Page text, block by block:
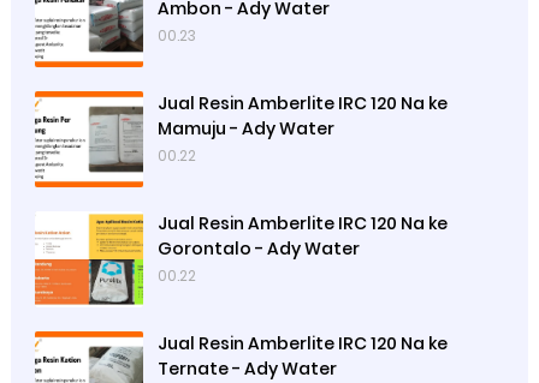
Ambon - Ady Water
00.23
Jual Resin Amberlite IRC 120 Na ke
Mamuju - Ady Water
00.22
Jual Resin Amberlite IRC 120 Na ke
Gorontalo - Ady Water
00.22
Jual Resin Amberlite IRC 120 Na ke
Ternate - Ady Water